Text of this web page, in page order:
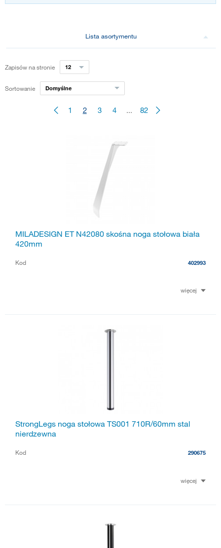
Lista asortymentu
Zapisów na stronie 12
Sortowanie Domyślne
1 2 3 4 ... 82
MILADESIGN ET N42080 skośna noga stołowa biała
420mm
Kod 402993
więcej
StrongLegs noga stołowa TS001 710R/60mm stal
nierdzewna
Kod 290675
więcej